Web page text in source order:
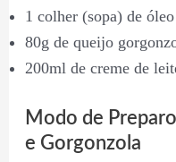
1 colher (sopa) de
80g de queijo
200ml de creme de
Modo de
e Gorgonzola